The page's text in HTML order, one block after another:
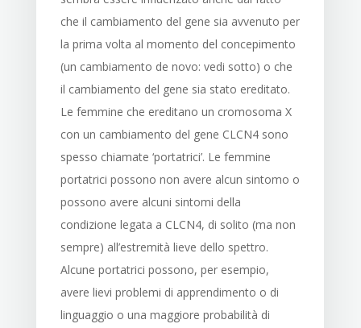
che il cambiamento del gene sia avvenuto per
la prima volta al momento del concepimento
(un cambiamento de novo: vedi sotto) o che
il cambiamento del gene sia stato ereditato.
Le femmine che ereditano un cromosoma X
con un cambiamento del gene CLCN4 sono
spesso chiamate ‘portatrici’. Le femmine
portatrici possono non avere alcun sintomo o
possono avere alcuni sintomi della
condizione legata a CLCN4, di solito (ma non
sempre) all’estremità lieve dello spettro.
Alcune portatrici possono, per esempio,
avere lievi problemi di apprendimento o di
linguaggio o una maggiore probabilità di